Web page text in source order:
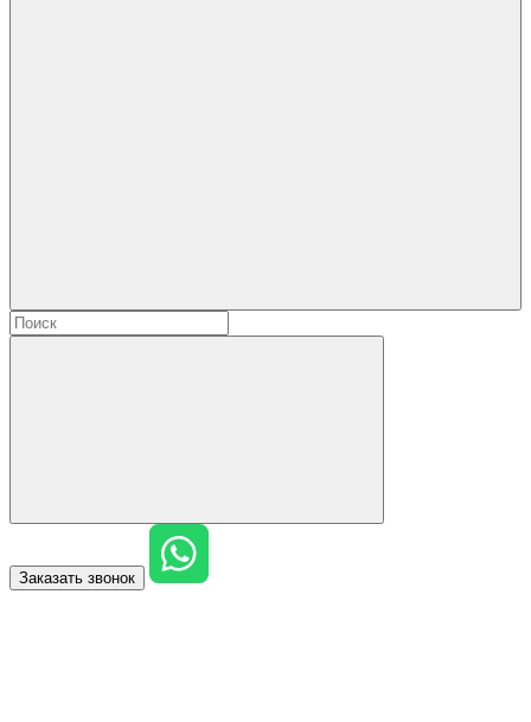
Заказать звонок